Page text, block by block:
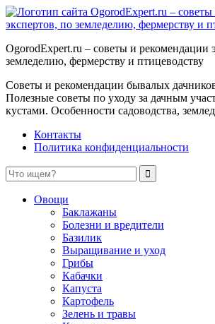
OgorodExpert.ru – cоветы и рекомендации
земледелию, фермерству и птицеводству
Советы и рекомендации бывалых
Полезные советы по уходу за дачным
кустами. Особенности садоводства,
Контакты
Политика конфиденциальности
Овощи
Баклажаны
Болезни и вредители
Базилик
Выращивание и уход
Грибы
Кабачки
Капуста
Картофель
Зелень и травы